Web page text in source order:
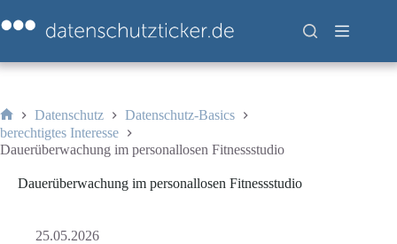
Inhalt
springen
Start
Datenschutz
Datenschutz-Basics
berechtigtes Interesse
Dauerüberwachung im personallosen Fitnessstudio
Dauerüberwachung im personallosen Fitnessstudio
25.05.2026